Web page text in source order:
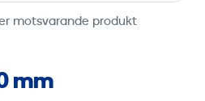
motsvarande produkt
mm